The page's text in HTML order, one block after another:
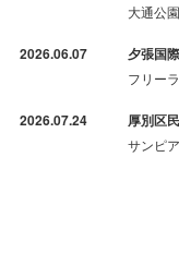
大通公
2026.06.07 夕張国
フリー
2026.07.24 厚別区
サンピ